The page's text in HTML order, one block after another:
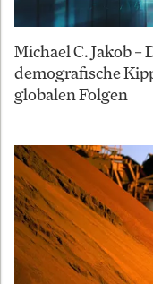
Michael C. Jakob
demografische
globalen Folgen